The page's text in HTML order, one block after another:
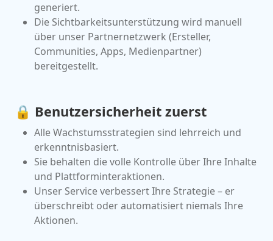
generiert.
Die Sichtbarkeitsunterstützung wird manuell
über unser Partnernetzwerk (Ersteller,
Communities, Apps, Medienpartner)
bereitgestellt.
🔒 Benutzersicherheit zuerst
Alle Wachstumsstrategien sind lehrreich und
erkenntnisbasiert.
Sie behalten die volle Kontrolle über Ihre Inhalte
und Plattforminteraktionen.
Unser Service verbessert Ihre Strategie – er
überschreibt oder automatisiert niemals Ihre
Aktionen.